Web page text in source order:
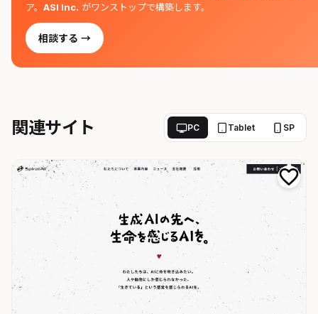
ア。 ASI Inc. がワンストップで構築します。
相談する →
関連サイト PC Tablet SP